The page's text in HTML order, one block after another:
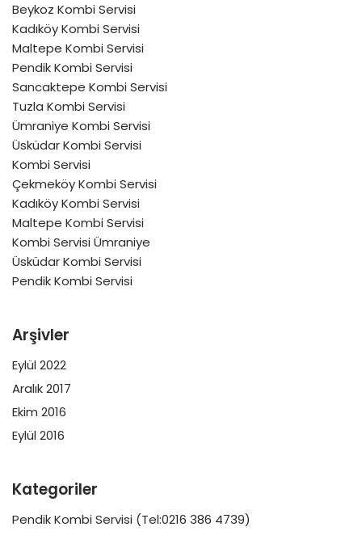
Beykoz Kombi Servisi
Kadıköy Kombi Servisi
Maltepe Kombi Servisi
Pendik Kombi Servisi
Sancaktepe Kombi Servisi
Tuzla Kombi Servisi
Ümraniye Kombi Servisi
Üsküdar Kombi Servisi
Kombi Servisi
Çekmeköy Kombi Servisi
Kadıköy Kombi Servisi
Maltepe Kombi Servisi
Kombi Servisi Ümraniye
Üsküdar Kombi Servisi
Pendik Kombi Servisi
Arşivler
Eylül 2022
Aralık 2017
Ekim 2016
Eylül 2016
Kategoriler
Pendik Kombi Servisi (Tel:0216 386 4739)